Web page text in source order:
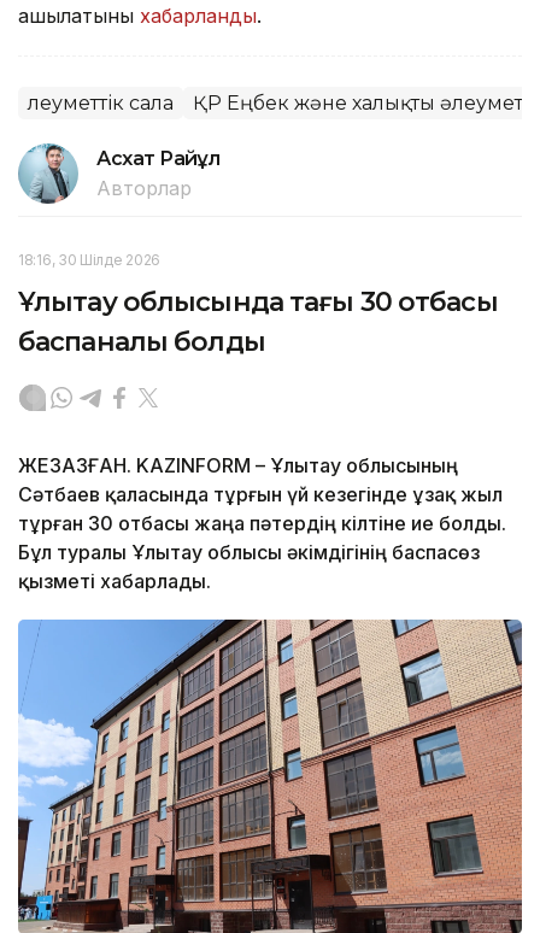
ашылатыны хабарланды.
Әлеуметтік сала ҚР Еңбек және халықты
Асхат Райқұл
Авторлар
18:16, 30 Шілде 2026
Ұлытау облысында тағы 30 отбасы
баспаналы болды
ЖЕЗҚАЗҒАН. KAZINFORM – Ұлытау облысының
Сәтбаев қаласында тұрғын үй кезегінде ұзақ жыл
тұрған 30 отбасы жаңа пәтердің кілтіне ие болды.
Бұл туралы Ұлытау облысы әкімдігінің баспасөз
қызметі хабарлады.